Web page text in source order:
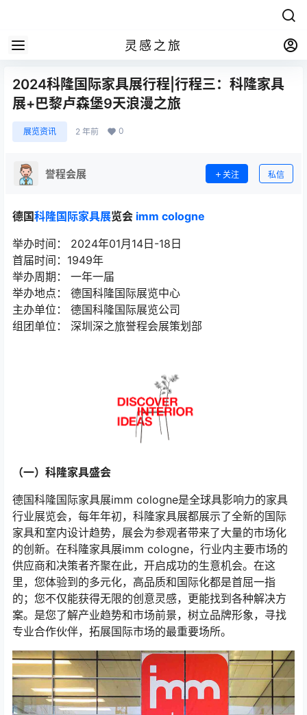
灵感之旅
2024科隆国际家具展行程|行程三：科隆家具
展+巴黎卢森堡9天浪漫之旅
展览资讯 2 年前 0
誉程会展 关注 私信
德国科隆国际家具展览会 imm cologne
举办时间： 2024年01月14日-18日
首届时间：1949年
举办周期： 一年一届
举办地点： 德国科隆国际展览中心
主办单位： 德国科隆国际展览公司
组团单位： 深圳深之旅誉程会展策划部
（一）科隆家具盛会
德国科隆国际家具展imm cologne是全球具影响力的家具
行业展览会，每年年初，科隆家具展都展示了全新的国际
家具和室内设计趋势，展会为参观者带来了大量的市场化
的创新。在科隆家具展imm cologne，行业内主要市场的
供应商和决策者齐聚在此，开启成功的生意机会。在这
里，您体验到的多元化，高品质和国际化都是首屈一指
的；您不仅能获得无限的创意灵感，更能找到各种解决方
案。是您了解产业趋势和市场前景，树立品牌形象，寻找
专业合作伙伴，拓展国际市场的最重要场所。